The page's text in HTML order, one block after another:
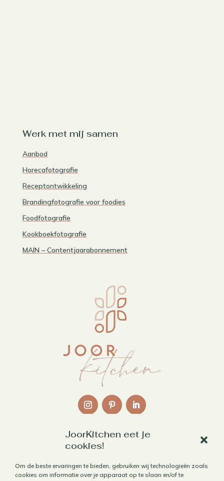
JoorKitchen eet je
cookies!
Om de beste ervaringen te bieden, gebruiken wij technologieën zoals
cookies om informatie over je apparaat op te slaan en/of te
Werk met mij samen
Aanbod
Horecafotografie
Receptontwikkeling
Brandingfotografie voor foodies
Foodfotografie
Kookboekfotografie
MAIN – Contentjaarabonnement
Contact